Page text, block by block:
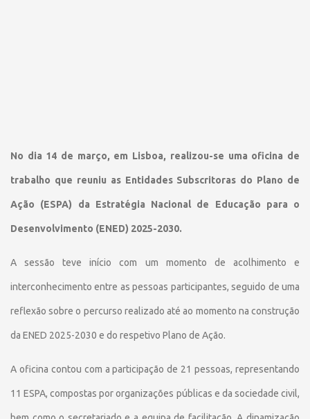
No dia 14 de março, em Lisboa, realizou-se uma oficina de
trabalho que reuniu as Entidades Subscritoras do Plano de
Ação (ESPA) da Estratégia Nacional de Educação para o
Desenvolvimento (ENED) 2025-2030.
A sessão teve início com um momento de acolhimento e
interconhecimento entre as pessoas participantes, seguido de uma
reflexão sobre o percurso realizado até ao momento na construção
da ENED 2025-2030 e do respetivo Plano de Ação.
A oficina contou com a participação de 21 pessoas, representando
11 ESPA, compostas por organizações públicas e da sociedade civil,